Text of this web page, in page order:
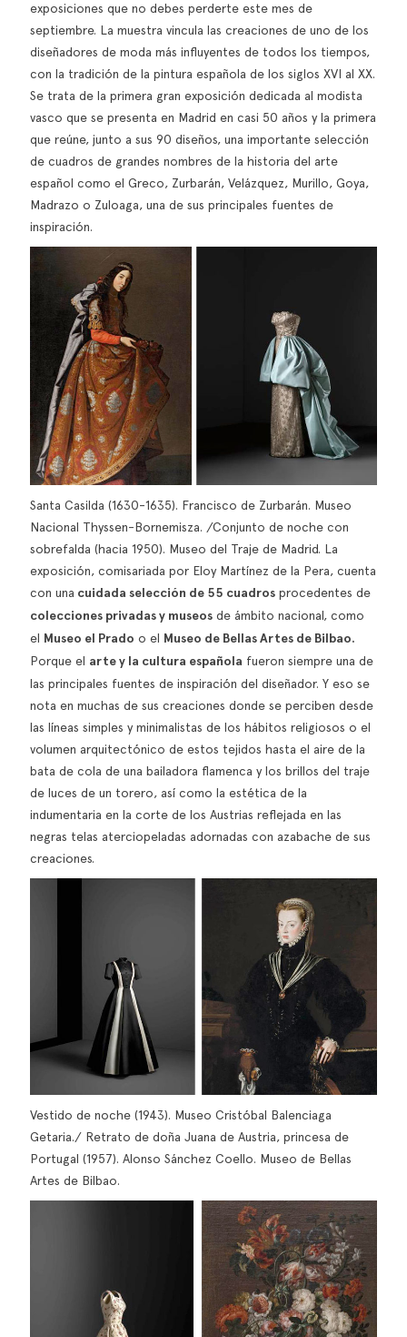
exposiciones que no debes perderte este mes de
septiembre. La muestra vincula las creaciones de uno de los
diseñadores de moda más influyentes de todos los tiempos,
con la tradición de la pintura española de los siglos XVI al XX.
Se trata de la primera gran exposición dedicada al modista
vasco que se presenta en Madrid en casi 50 años y la primera
que reúne, junto a sus 90 diseños, una importante selección
de cuadros de grandes nombres de la historia del arte
español como el Greco, Zurbarán, Velázquez, Murillo, Goya,
Madrazo o Zuloaga, una de sus principales fuentes de
inspiración.
Santa Casilda (1630-1635). Francisco de Zurbarán. Museo
Nacional Thyssen-Bornemisza. /Conjunto de noche con
sobrefalda (hacia 1950). Museo del Traje de Madrid. La
exposición, comisariada por Eloy Martínez de la Pera, cuenta
con una cuidada selección de 55 cuadros procedentes de
colecciones privadas y museos de ámbito nacional, como
el Museo el Prado o el Museo de Bellas Artes de Bilbao.
Porque el arte y la cultura española fueron siempre una de
las principales fuentes de inspiración del diseñador. Y eso se
nota en muchas de sus creaciones donde se perciben desde
las líneas simples y minimalistas de los hábitos religiosos o el
volumen arquitectónico de estos tejidos hasta el aire de la
bata de cola de una bailadora flamenca y los brillos del traje
de luces de un torero, así como la estética de la
indumentaria en la corte de los Austrias reflejada en las
negras telas aterciopeladas adornadas con azabache de sus
creaciones.
Vestido de noche (1943). Museo Cristóbal Balenciaga
Getaria./ Retrato de doña Juana de Austria, princesa de
Portugal (1957). Alonso Sánchez Coello. Museo de Bellas
Artes de Bilbao.